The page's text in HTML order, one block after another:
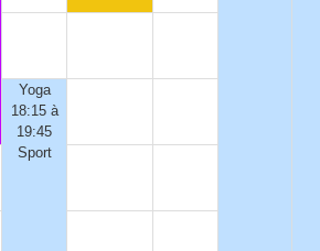
Yoga
18:15 à
19:45
Sport